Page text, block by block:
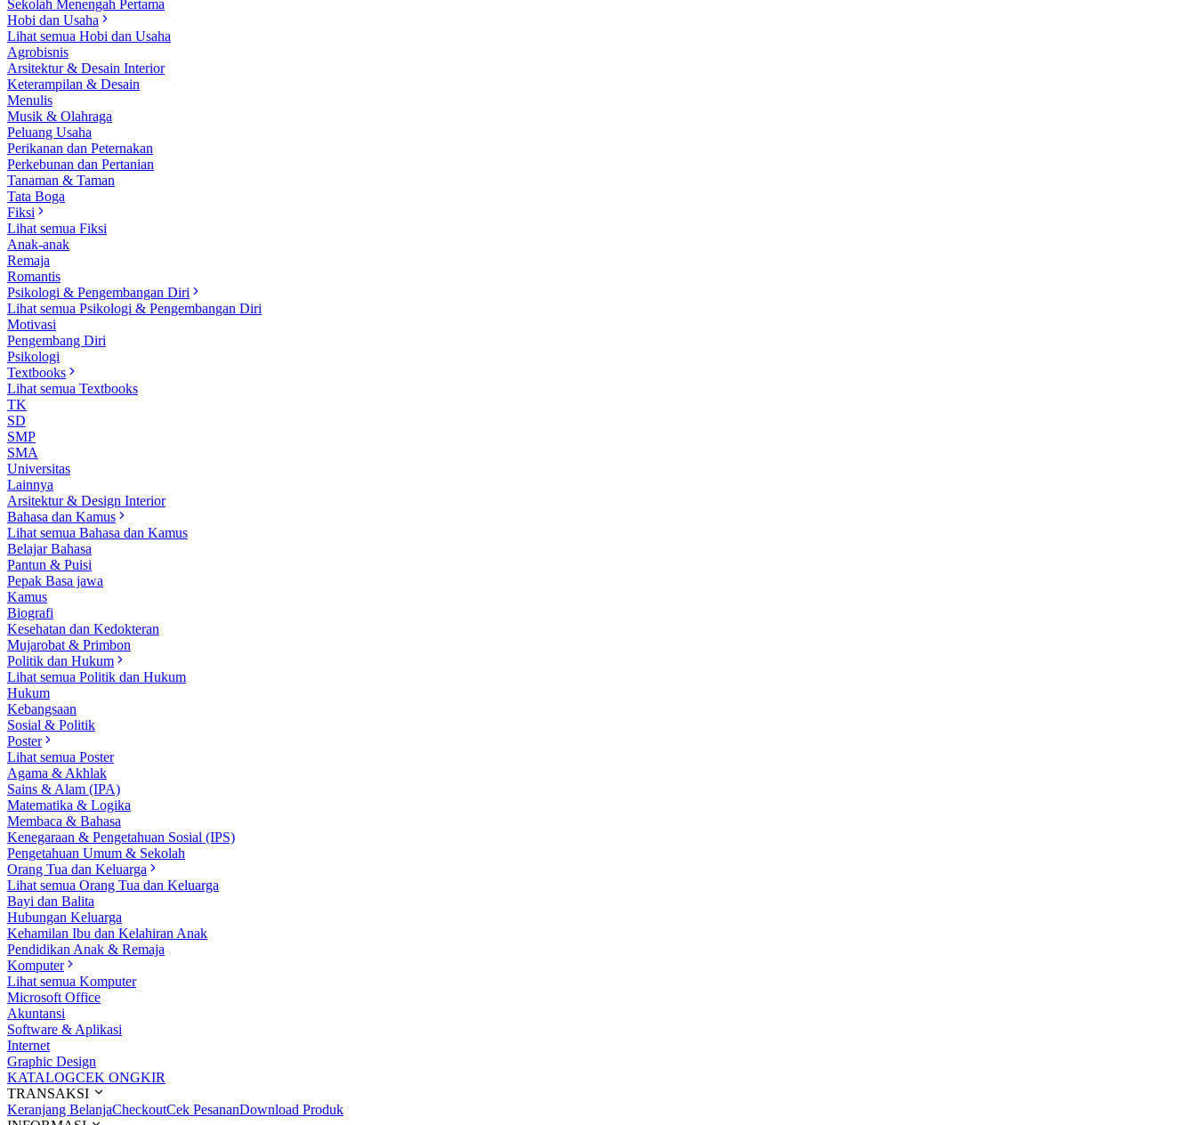
Sekolah Menengah Pertama
Hobi dan Usaha
Lihat semua Hobi dan Usaha
Agrobisnis
Arsitektur & Desain Interior
Keterampilan & Desain
Menulis
Musik & Olahraga
Peluang Usaha
Perikanan dan Peternakan
Perkebunan dan Pertanian
Tanaman & Taman
Tata Boga
Fiksi
Lihat semua Fiksi
Anak-anak
Remaja
Romantis
Psikologi & Pengembangan Diri
Lihat semua Psikologi & Pengembangan Diri
Motivasi
Pengembang Diri
Psikologi
Textbooks
Lihat semua Textbooks
TK
SD
SMP
SMA
Universitas
Lainnya
Arsitektur & Design Interior
Bahasa dan Kamus
Lihat semua Bahasa dan Kamus
Belajar Bahasa
Pantun & Puisi
Pepak Basa jawa
Kamus
Biografi
Kesehatan dan Kedokteran
Mujarobat & Primbon
Politik dan Hukum
Lihat semua Politik dan Hukum
Hukum
Kebangsaan
Sosial & Politik
Poster
Lihat semua Poster
Agama & Akhlak
Sains & Alam (IPA)
Matematika & Logika
Membaca & Bahasa
Kenegaraan & Pengetahuan Sosial (IPS)
Pengetahuan Umum & Sekolah
Orang Tua dan Keluarga
Lihat semua Orang Tua dan Keluarga
Bayi dan Balita
Hubungan Keluarga
Kehamilan Ibu dan Kelahiran Anak
Pendidikan Anak & Remaja
Komputer
Lihat semua Komputer
Microsoft Office
Akuntansi
Software & Aplikasi
Internet
Graphic Design
KATALOGCEK ONGKIR
TRANSAKSI
Keranjang BelanjaCheckoutCek PesananDownload Produk